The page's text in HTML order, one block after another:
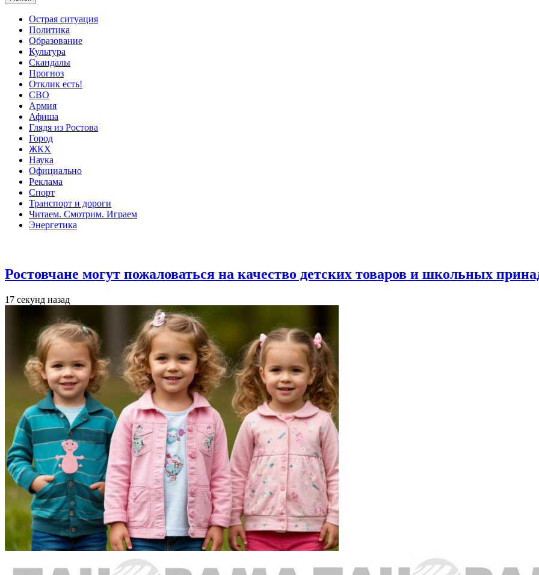
Острая ситуация
Политика
Образование
Культура
Скандалы
Прогноз
Отклик есть!
СВО
Армия
Афиша
Глядя из Ростова
Город
ЖКХ
Наука
Официально
Реклама
Спорт
Транспорт и дороги
Читаем. Смотрим. Играем
Энергетика
Ростовчане могут пожаловаться на качество детских товаров и школьных
17 секунд назад